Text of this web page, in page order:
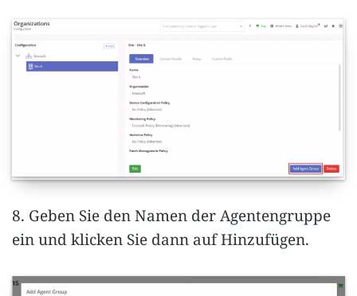
8. Geben Sie den Namen der Agentengruppe
ein und klicken Sie dann auf Hinzufügen.